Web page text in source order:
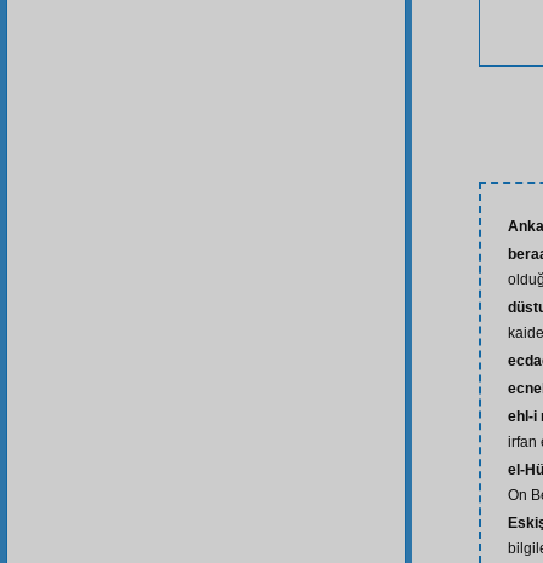
kaide
ehl-i
irfan
el-
On